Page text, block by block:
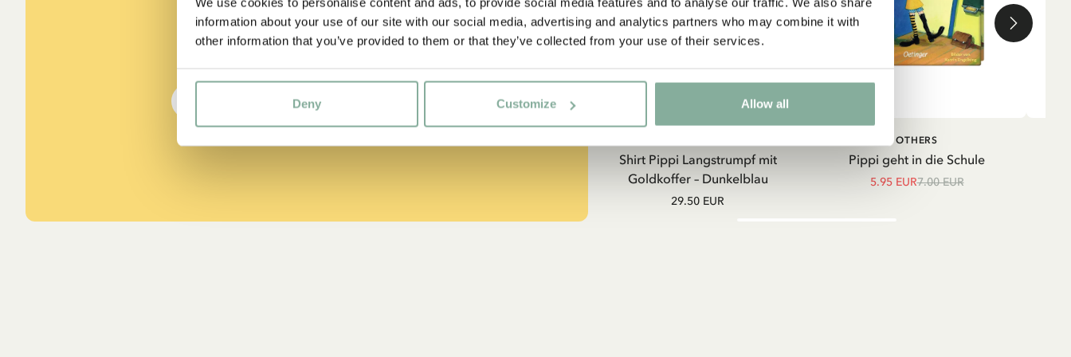
information about your use of our site with our social media, advertising and analytics partners who may combine it with
other information that you’ve provided to them or that they’ve collected from your use of their services.
Deny Customize Allow all
sein.“
aus Kennst du Pippi Langstrumpf?
DIE PIPPI-LANGSTRUMPF-SAMMLUNG
WARENKORB
Shirt Pippi Langstrumpf mit
Goldkoffer – Dunkelblau
29.50 EUR
IN DEN WARENKORB
Pippi geht in die Schule
OTHERS
5.95 EUR7.00 EUR
JETZT MITGLIED WERDEN